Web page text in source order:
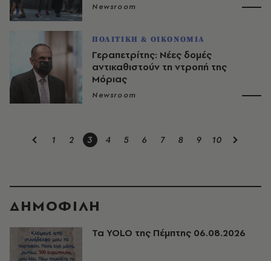
Newsroom
ΠΟΛΙΤΙΚΗ & ΟΙΚΟΝΟΜΙΑ
Γεραπετρίτης: Νέες δομές
αντικαθιστούν τη ντροπή της
Μόριας
Newsroom
1 2 3 4 5 6 7 8 9 10
ΔΗΜΟΦΙΛΗ
Τα YOLO της Πέμπτης 06.08.2026